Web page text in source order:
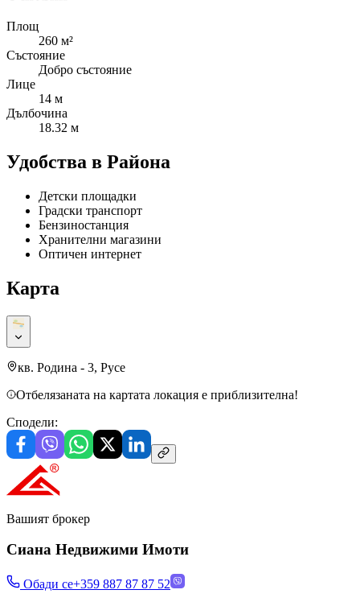
Площ
260 м²
Състояние
Добро състояние
Лице
14 м
Дълбочина
18.32 м
Удобства в Района
Детски площадки
Градски транспорт
Бензиностанция
Хранителни магазини
Оптичен интернет
Карта
кв. Родина - 3, Русе
Отбелязаната на картата локация е приблизителна!
Сподели:
Вашият брокер
Сиана Недвижими Имоти
Обади се+359 887 87 87 52